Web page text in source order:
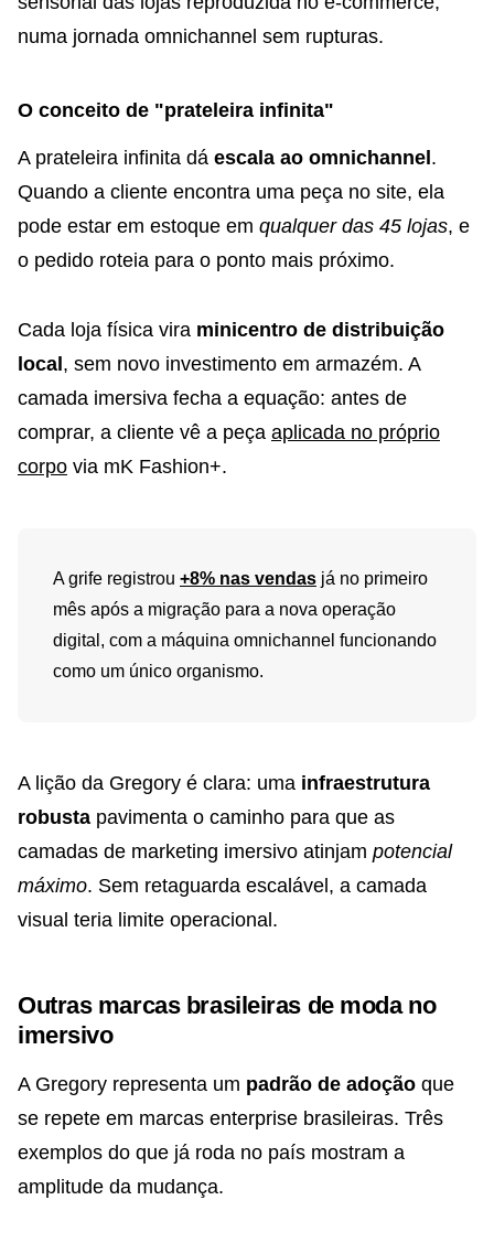
numa jornada omnichannel sem rupturas.
O conceito de "prateleira infinita"
A prateleira infinita dá escala ao omnichannel.
Quando a cliente encontra uma peça no site, ela
pode estar em estoque em qualquer das 45 lojas, e
o pedido roteia para o ponto mais próximo.
Cada loja física vira minicentro de distribuição
local, sem novo investimento em armazém. A
camada imersiva fecha a equação: antes de
comprar, a cliente vê a peça aplicada no próprio
corpo via mK Fashion+.
A grife registrou +8% nas vendas já no primeiro
mês após a migração para a nova operação
digital, com a máquina omnichannel funcionando
como um único organismo.
A lição da Gregory é clara: uma infraestrutura
robusta pavimenta o caminho para que as
camadas de marketing imersivo atinjam potencial
máximo. Sem retaguarda escalável, a camada
visual teria limite operacional.
Outras marcas brasileiras de moda no
imersivo
A Gregory representa um padrão de adoção que
se repete em marcas enterprise brasileiras. Três
exemplos do que já roda no país mostram a
amplitude da mudança.